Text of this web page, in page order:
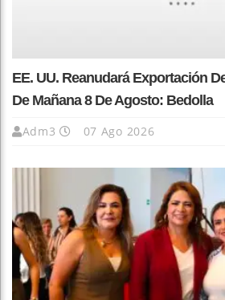
EE. UU. Reanudará Exportación
De Mañana 8 De Agosto: Bedolla
Adm3 07 Ago 2026